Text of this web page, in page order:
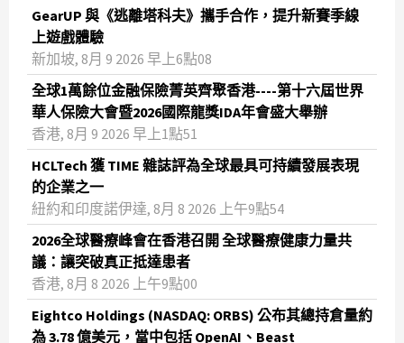
GearUP 與《逃離塔科夫》攜手合作，提升新賽季線
上遊戲體驗
新加坡, 8月 9 2026 早上6點08
全球1萬餘位金融保險菁英齊聚香港----第十六屆世界
華人保險大會暨2026國際龍獎IDA年會盛大舉辦
香港, 8月 9 2026 早上1點51
HCLTech 獲 TIME 雜誌評為全球最具可持續發展表現
的企業之一
紐約和印度諾伊達, 8月 8 2026 上午9點54
2026全球醫療峰會在香港召開 全球醫療健康力量共
議：讓突破真正抵達患者
香港, 8月 8 2026 上午9點00
Eightco Holdings (NASDAQ: ORBS) 公布其總持倉量約
為 3.78 億美元，當中包括 OpenAI、Beast